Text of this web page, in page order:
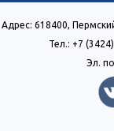
Адрес: 618400,
Тел.: +7
Эл.